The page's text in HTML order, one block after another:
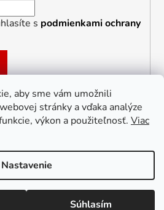
aby sme vám umožnili
stránky a vďaka analýze
výkon a použiteľnosť. Viac
Nastavenie
Súhlasím
s podmienkami ochrany
Shoptet